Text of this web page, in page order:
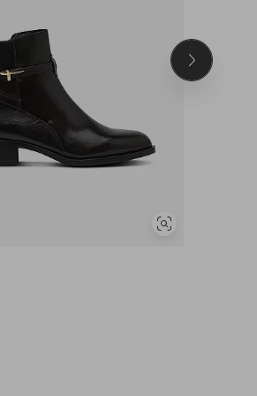
Näytä
Seuraava